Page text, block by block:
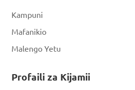
Kampuni
Mafanikio
Malengo Yetu
Profaili za Kijamii